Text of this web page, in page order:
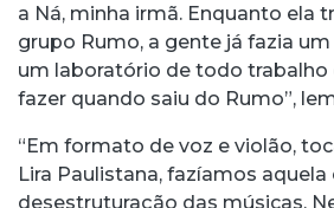
a Ná, minha irmã. Enquanto ela
grupo Rumo, a gente já fazia
um laboratório de todo trabalho
fazer quando saiu do Rumo”,
“Em formato de voz e violão,
Lira Paulistana, fazíamos
desestruturação das músicas.